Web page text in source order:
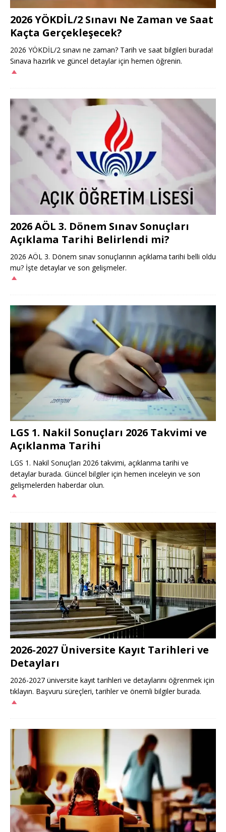
2026 YÖKDİL/2 Sınavı Ne Zaman ve Saat
Kaçta Gerçekleşecek?
2026 YÖKDİL/2 sınavı ne zaman? Tarih ve saat bilgileri burada!
Sınava hazırlık ve güncel detaylar için hemen öğrenin.
2026 AÖL 3. Dönem Sınav Sonuçları
Açıklama Tarihi Belirlendi mi?
2026 AÖL 3. Dönem sınav sonuçlarının açıklama tarihi belli oldu
mu? İşte detaylar ve son gelişmeler.
LGS 1. Nakil Sonuçları 2026 Takvimi ve
Açıklanma Tarihi
LGS 1. Nakil Sonuçları 2026 takvimi, açıklanma tarihi ve
detaylar burada. Güncel bilgiler için hemen inceleyin ve son
gelişmelerden haberdar olun.
2026-2027 Üniversite Kayıt Tarihleri ve
Detayları
2026-2027 üniversite kayıt tarihleri ve detaylarını öğrenmek için
tıklayın. Başvuru süreçleri, tarihler ve önemli bilgiler burada.